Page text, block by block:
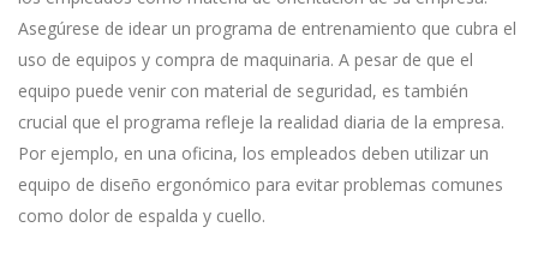
Asegúrese de idear un programa de entrenamiento que cubra el
uso de equipos y compra de maquinaria. A pesar de que el
equipo puede venir con material de seguridad, es también
crucial que el programa refleje la realidad diaria de la empresa.
Por ejemplo, en una oficina, los empleados deben utilizar un
equipo de diseño ergonómico para evitar problemas comunes
como dolor de espalda y cuello.